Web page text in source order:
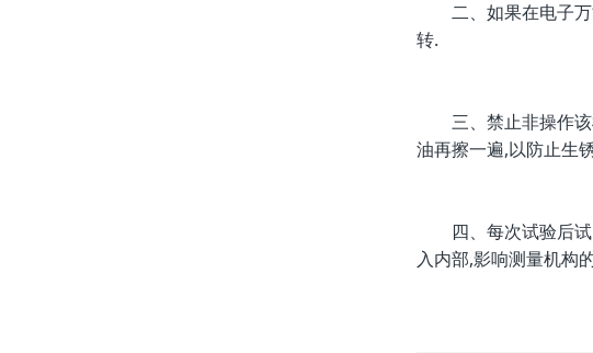
二、如果在电子万
转.
三、禁止非操作该
油再擦一遍,以防止生
四、每次试验后试
入内部,影响测量机构